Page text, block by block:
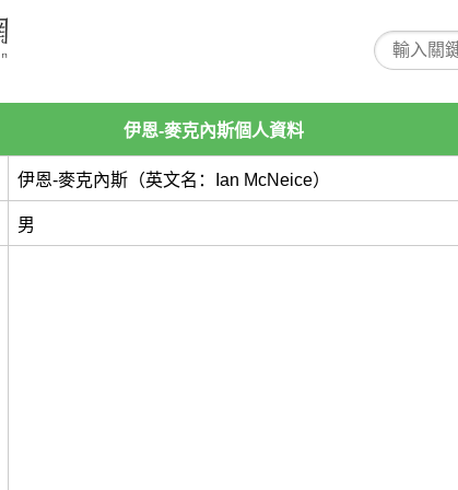
伊恩-麥克內斯個人資料
伊恩-麥克內斯（英文名：Ian McNeice）
男